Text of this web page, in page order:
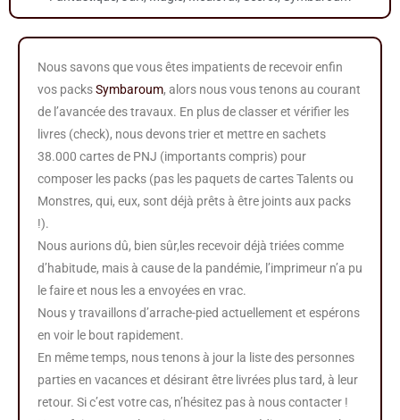
Nous savons que vous êtes impatients de recevoir enfin
vos packsSymbaroum, alors nous vous tenons au courant
de l’avancée des travaux. En plus de classer et vérifier les
livres (check), nous devons trier et mettre en sachets
38.000 cartes de PNJ (importants compris) pour
composer les packs (pas les paquets de cartes Talents ou
Monstres, qui, eux, sont déjà prêts à être joints aux packs
!).
Nous aurions dû, bien sûr,les recevoir déjà triées comme
d’habitude, mais à cause de la pandémie, l’imprimeur n’a pu
le faire et nous les a envoyées en vrac.
Nous y travaillons d’arrache-pied actuellement et espérons
en voir le bout rapidement.
En même temps, nous tenons à jour la liste des personnes
parties en vacances et désirant être livrées plus tard, à leur
retour. Si c’est votre cas, n’hésitez pas à nous contacter !